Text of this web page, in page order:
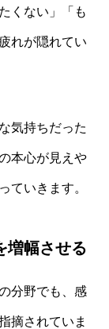
くない」「も
れが隠れてい
気持ちだった
本心が見えや
ていきます。
増幅させる
分野でも、感
摘されていま